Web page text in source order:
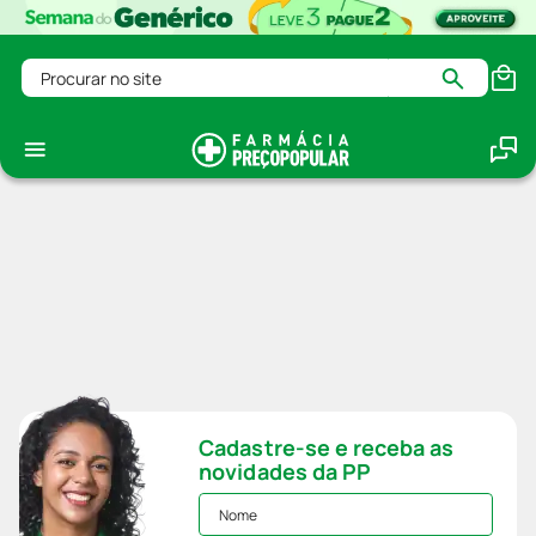
Procurar no site
Cadastre-se e receba as
novidades da PP